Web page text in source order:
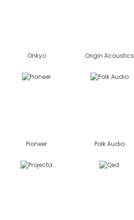
Onkyo Origin Acoustics
Pioneer Polk Audio